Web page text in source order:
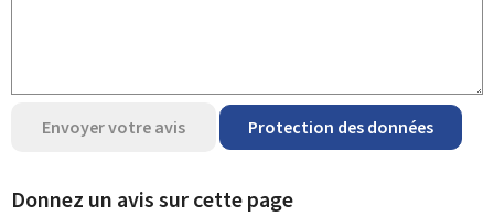
Envoyer votre avis Protection des données
Donnez un avis sur cette page